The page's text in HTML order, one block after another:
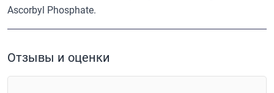
Ascorbyl Phosphate.
Отзывы и оценки